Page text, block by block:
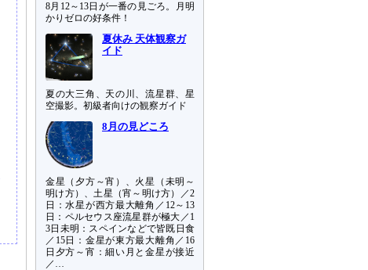
8月12～13日が一番の見ごろ。月明
かりゼロの好条件！
夏休み 天体観察ガ
イド
夏の大三角、天の川、流星群、星
空撮影。初級者向けの観察ガイド
8月の見どころ
金星（夕方～宵）、火星（未明～
明け方）、土星（宵～明け方）／2
日：水星が西方最大離角／12～13
日：ペルセウス座流星群が極大／1
3日未明：スペインなどで皆既日食
／15日：金星が東方最大離角／16
日夕方～宵：細い月と金星が接近
／…